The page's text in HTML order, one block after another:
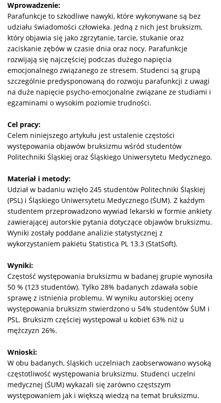
Wprowadzenie:
Parafunkcje to szkodliwe nawyki, które wykonywane są bez
udziału świadomości człowieka. Jedną z nich jest bruksizm,
który objawia się jako zgrzytanie, tarcie, stukanie oraz
zaciskanie zębów w czasie dnia oraz nocy. Parafunkcje
rozwijają się najczęściej podczas dużego napięcia
emocjonalnego związanego ze stresem. Studenci są grupą
szczególnie predysponowaną do rozwoju parafunkcji z uwagi
na duże napięcie psycho-emocjonalne związane ze studiami i
egzaminami o wysokim poziomie trudności.
Cel pracy:
Celem niniejszego artykułu jest ustalenie częstości
występowania objawów bruksizmu wśród studentów
Politechniki Śląskiej oraz Śląskiego Uniwersytetu Medycznego.
Materiał i metody:
Udział w badaniu wzięło 245 studentów Politechniki Śląskiej
(PSL) i Śląskiego Uniwersytetu Medycznego (ŚUM). Z każdym
studentem przeprowadzono wywiad lekarski w formie ankiety
zawierającej autorskie pytania dotyczące objawów bruksizmu.
Wyniki zostały poddane analizie statystycznej z
wykorzystaniem pakietu Statistica PL 13.3 (StatSoft).
Wyniki:
Częstość występowania bruksizmu w badanej grupie wynosiła
50 % (123 studentów). Tylko 28% badanych zdawała sobie
sprawę z istnienia problemu. W wyniku autorskiej oceny
występowania bruksizm stwierdzono u 54% studentów ŚUM i
PSL. Bruksizm częściej występował u kobiet 63% niż u
mężczyzn 26%.
Wnioski:
W obu badanych, śląskich uczelniach zaobserwowano wysoką
częstotliwość występowania bruksizmu. Studenci uczelni
medycznej (ŚUM) wykazali się zarówno częstszym
występowaniem jak i większą wiedzą na temat bruksizmu.